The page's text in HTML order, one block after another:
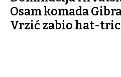
Osam komada
Vrzić zabio hat-